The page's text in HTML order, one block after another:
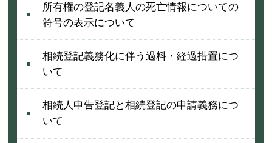
所有権の登記名義人の死亡情報についての
符号の表示について
相続登記義務化に伴う過料・経過措置につ
いて
相続人申告登記と相続登記の申請義務につ
いて